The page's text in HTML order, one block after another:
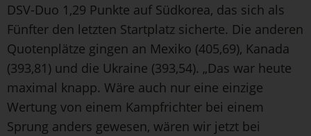
DSV-Duo 1,29 Punkte auf Südkorea, das sich als
Fünfter den letzten Startplatz sicherte. Die anderen
Quotenplätze gingen an Mexiko (405,69), Kanada
(393,81) und die Ukraine (393,54). „Das war heute
maximal knapp. Wäre auch nur eine einzige
Wertung von einem Kampfrichter bei einem
Sprung anders gewesen, wären wir jetzt bei